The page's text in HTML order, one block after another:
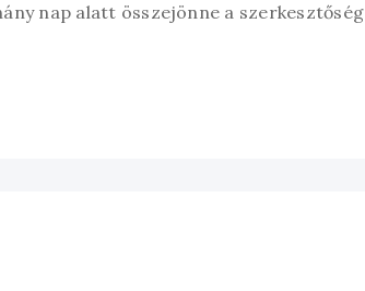
nap alatt összejönne a szerkesztőség